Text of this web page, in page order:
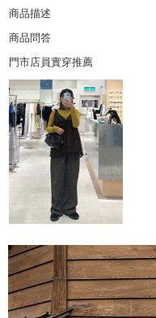
商品描述
商品問答
門市店員實穿推薦